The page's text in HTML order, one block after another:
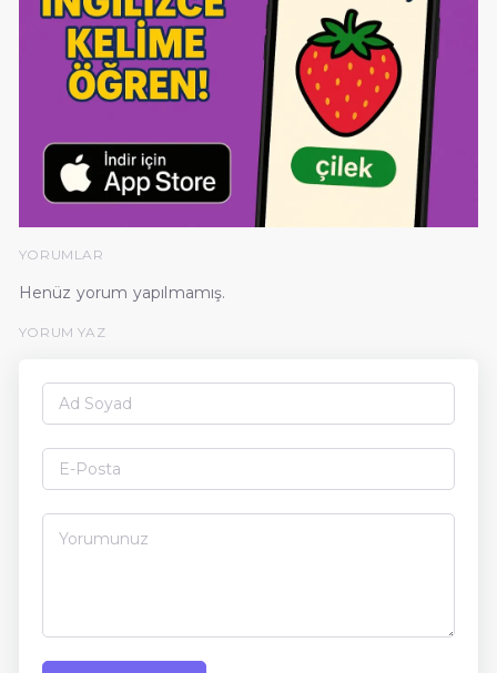
YORUMLAR
Henüz yorum yapılmamış.
YORUM YAZ